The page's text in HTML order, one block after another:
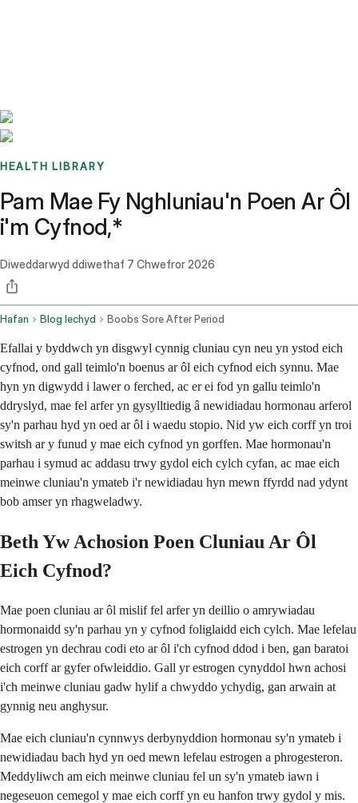
HEALTH LIBRARY
Pam Mae Fy Nghluniau'n Poen Ar Ôl
i'm Cyfnod,*
Diweddarwyd ddiwethaf 7 Chwefror 2026
Hafan Blog Iechyd Boobs Sore After Period
Efallai y byddwch yn disgwyl cynnig cluniau cyn neu yn ystod eich
cyfnod, ond gall teimlo'n boenus ar ôl eich cyfnod eich synnu. Mae
hyn yn digwydd i lawer o ferched, ac er ei fod yn gallu teimlo'n
ddryslyd, mae fel arfer yn gysylltiedig â newidiadau hormonau arferol
sy'n parhau hyd yn oed ar ôl i waedu stopio. Nid yw eich corff yn troi
switsh ar y funud y mae eich cyfnod yn gorffen. Mae hormonau'n
parhau i symud ac addasu trwy gydol eich cylch cyfan, ac mae eich
meinwe cluniau'n ymateb i'r newidiadau hyn mewn ffyrdd nad ydynt
bob amser yn rhagweladwy.
Beth Yw Achosion Poen Cluniau Ar Ôl
Eich Cyfnod?
Mae poen cluniau ar ôl mislif fel arfer yn deillio o amrywiadau
hormonaidd sy'n parhau yn y cyfnod foliglaidd eich cylch. Mae lefelau
estrogen yn dechrau codi eto ar ôl i'ch cyfnod ddod i ben, gan baratoi
eich corff ar gyfer ofwleiddio. Gall yr estrogen cynyddol hwn achosi
i'ch meinwe cluniau gadw hylif a chwyddo ychydig, gan arwain at
gynnig neu anghysur.
Mae eich cluniau'n cynnwys derbynyddion hormonau sy'n ymateb i
newidiadau bach hyd yn oed mewn lefelau estrogen a phrogesteron.
Meddyliwch am eich meinwe cluniau fel un sy'n ymateb iawn i
negeseuon cemegol y mae eich corff yn eu hanfon trwy gydol y mis.